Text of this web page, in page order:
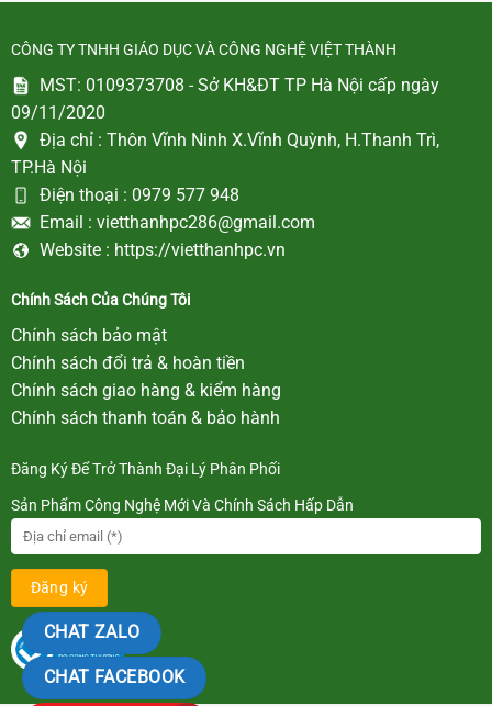
CÔNG TY TNHH GIÁO DỤC VÀ CÔNG NGHỆ VIỆT THÀNH
MST: 0109373708 - Sở KH&ĐT TP Hà Nội cấp ngày
09/11/2020
Địa chỉ : Thôn Vĩnh Ninh X.Vĩnh Quỳnh, H.Thanh Trì,
TP.Hà Nội
Điện thoại : 0979 577 948
Email : vietthanhpc286@gmail.com
Website : https://vietthanhpc.vn
Chính Sách Của Chúng Tôi
Chính sách bảo mật
Chính sách đổi trả & hoàn tiền
Chính sách giao hàng & kiểm hàng
Chính sách thanh toán & bảo hành
Đăng Ký Để Trở Thành Đại Lý Phân Phối
Sản Phẩm Công Nghệ Mới Và Chính Sách Hấp Dẫn
CHAT ZALO
CHAT FACEBOOK